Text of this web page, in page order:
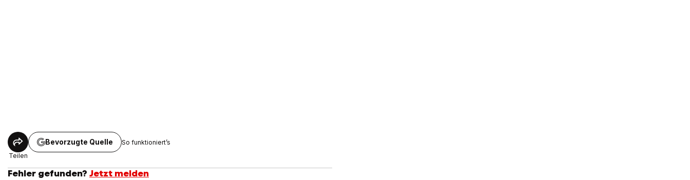
Teilen
Bevorzugte Quelle So funktioniert’s
Fehler gefunden? Jetzt melden